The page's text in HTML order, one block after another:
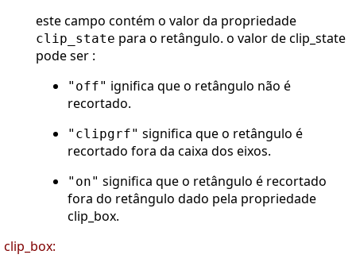
este campo contém o valor da propriedade
clip_state para o retângulo. o valor de clip_state
pode ser :
"off" ignifica que o retângulo não é
recortado.
"clipgrf" significa que o retângulo é
recortado fora da caixa dos eixos.
"on" significa que o retângulo é recortado
fora do retângulo dado pela propriedade
clip_box.
clip_box: